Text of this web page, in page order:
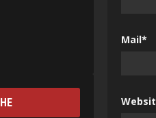
Mail*